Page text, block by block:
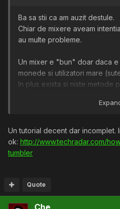
Ba sa stii ca am auzit destule.
Chiar de mixere aveam
au multe probleme.
Un mixer e "bun" doar daca
monede si utilizatori mare
In plus exista si niste metode
Sunt niste strategii multi-
mixere. Dar ele nu "curata"
@QuoVadis
bine punctat
corect sunt aproape de
vorbeste in topic.
Un tutorial decent dar incomplet.
ok: http://www.techradar.com/
tumbler
Quote